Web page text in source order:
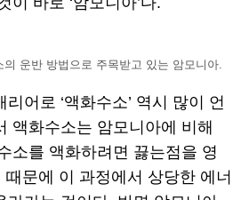
운반 방법으로 주목받고 있는 암모니아.
어로 ‘액화수소’ 역시 많이 언
액화수소는 암모니아에 비해
소를 액화하려면 끓는점을 영
문에 이 과정에서 상당한 에너